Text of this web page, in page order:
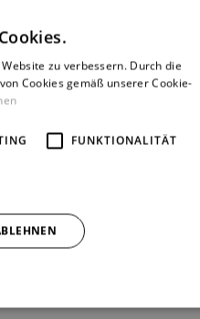
1zu verbessern. Durch die
Cookies gemäß unserer Cookie-
FUNKTIONALITÄT